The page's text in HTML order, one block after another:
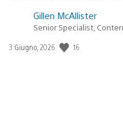
Gillen McAllister
Senior Specialist,
Data
3 Giugno, 2026 16